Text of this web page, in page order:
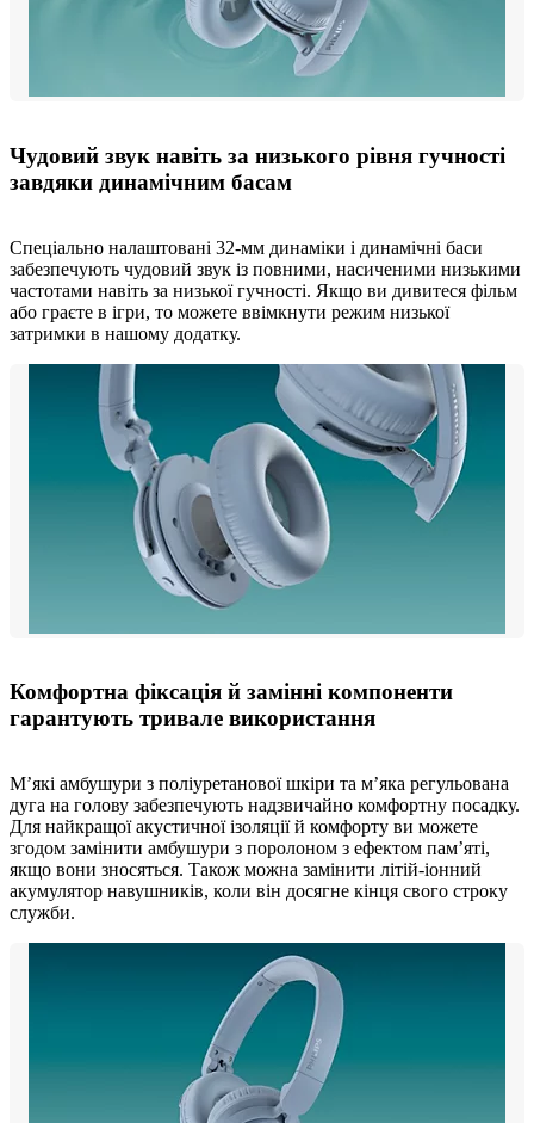
Чудовий звук навіть за низького рівня гучності
завдяки динамічним басам
Спеціально налаштовані 32-мм динаміки і динамічні баси
забезпечують чудовий звук із повними, насиченими низькими
частотами навіть за низької гучності. Якщо ви дивитеся фільм
або граєте в ігри, то можете ввімкнути режим низької
затримки в нашому додатку.
Комфортна фіксація й замінні компоненти
гарантують тривале використання
М’які амбушури з поліуретанової шкіри та м’яка регульована
дуга на голову забезпечують надзвичайно комфортну посадку.
Для найкращої акустичної ізоляції й комфорту ви можете
згодом замінити амбушури з поролоном з ефектом пам’яті,
якщо вони зносяться. Також можна замінити літій-іонний
акумулятор навушників, коли він досягне кінця свого строку
служби.